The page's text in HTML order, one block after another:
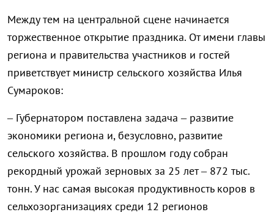
Между тем на центральной сцене начинается
торжественное открытие праздника. От имени главы
региона и правительства участников и гостей
приветствует министр сельского хозяйства Илья
Сумароков:
– Губернатором поставлена задача – развитие
экономики региона и, безусловно, развитие
сельского хозяйства. В прошлом году собран
рекордный урожай зерновых за 25 лет – 872 тыс.
тонн. У нас самая высокая продуктивность коров в
сельхозорганизациях среди 12 регионов